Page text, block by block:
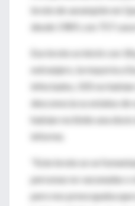
brote de sarampión en
desde 1989, con 757
Ese brote se inició con
extranjero, la mayoría a
infectados, 505 no
desconocía su estatus de
habían recibido una dosis
informe.
"Este brote se ve
personas no vacunadas o
pero nos preocupaba